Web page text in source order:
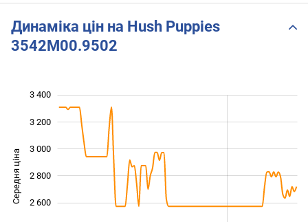
Динаміка цін на Hush Puppies
3542M00.9502
Середня ціна 2 200
2 600
2 800
3 000
3 200
3 400